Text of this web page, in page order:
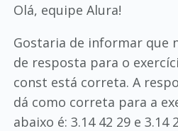
Olá, equipe Alura!
Gostaria de informar que
de resposta para o
const está correta. A
dá como correta para a
abaixo é: 3.14 42 29 e 3.14